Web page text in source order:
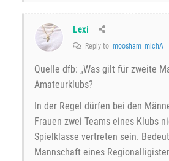
Lexi
Reply to moosham_michA
Quelle dfb: „Was gilt für zweite
Amateurklubs?
In der Regel dürfen bei den
Frauen zwei Teams eines Klubs
Spielklasse vertreten sein.
Mannschaft eines